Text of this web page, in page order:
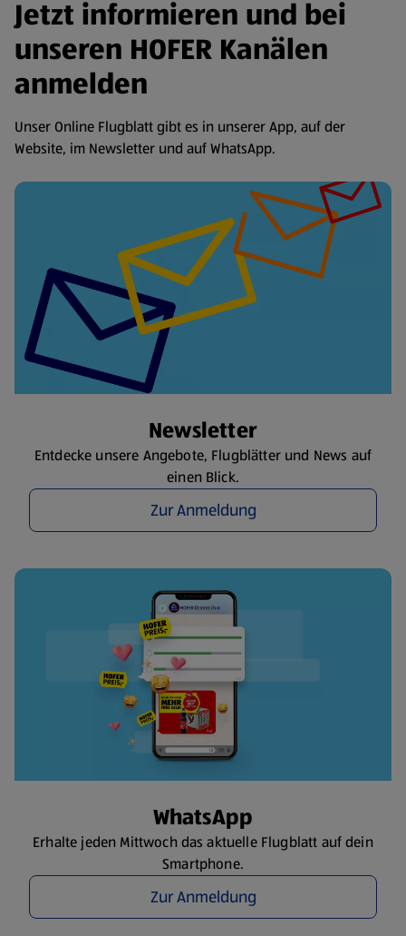
Jetzt informieren und bei
unseren HOFER Kanälen
anmelden
Unser Online Flugblatt gibt es in unserer App, auf der
Website, im Newsletter und auf WhatsApp.
Newsletter
Entdecke unsere Angebote, Flugblätter und News auf
einen Blick.
Zur Anmeldung
WhatsApp
Erhalte jeden Mittwoch das aktuelle Flugblatt auf dein
Smartphone.
Zur Anmeldung